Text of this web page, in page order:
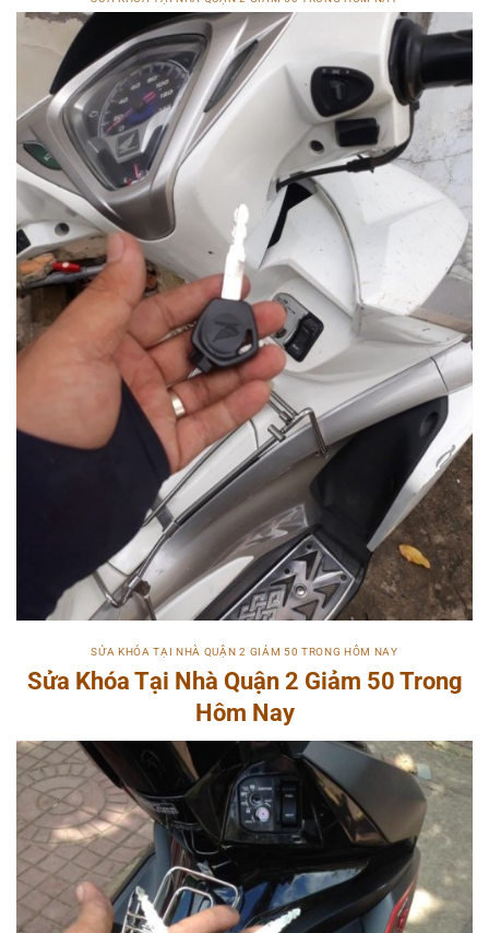
SỬA KHÓA TẠI NHÀ QUẬN 2 GIẢM 50 TRONG HÔM NAY
Sửa Khóa Tại Nhà Quận 2 Giảm 50 Trong
Hôm Nay